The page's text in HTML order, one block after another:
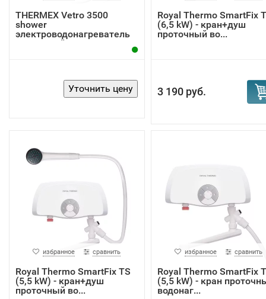
THERMEX Vetro 3500
shower
электроводонагреватель
проточный
Royal Thermo SmartFix
(6,5 kW) - кран+душ
проточный во...
3 190 руб.
избранное сравнить
Royal Thermo SmartFix TS
(5,5 kW) - кран+душ
проточный во...
избранное сравнить
Royal Thermo SmartFix T
(5,5 kW) - кран
водонаг...